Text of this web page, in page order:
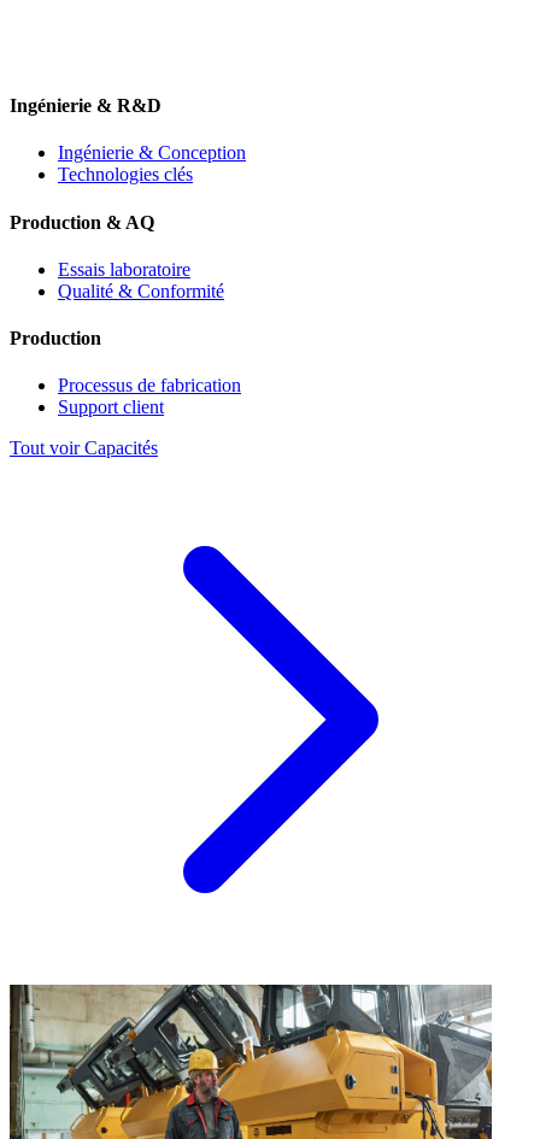
Ingénierie & R&D
Ingénierie & Conception
Technologies clés
Production & AQ
Essais laboratoire
Qualité & Conformité
Production
Processus de fabrication
Support client
Tout voir Capacités